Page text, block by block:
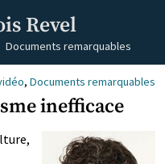
Revel
Documents remarquables
, Documents remarquables
inefficace